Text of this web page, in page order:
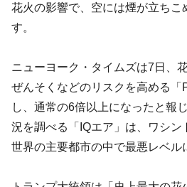
花火の影響で、空には煙が立ちこ
す。
ニューヨーク・タイムズは7日、
ぜんそくなどのリスクを高める「
し、通常の6倍以上になったと報
況を調べる「IQエア」は、ワシン
世界の主要都市の中で最悪レベル